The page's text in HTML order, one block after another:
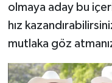
olmaya aday bu
hız
mutlaka göz